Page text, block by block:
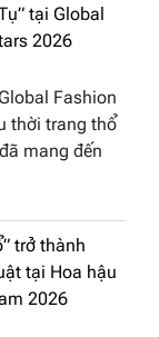
tại Global
2026
Fashion
thời trang thổ
mang đến
trở thành
tại Hoa hậu
2026